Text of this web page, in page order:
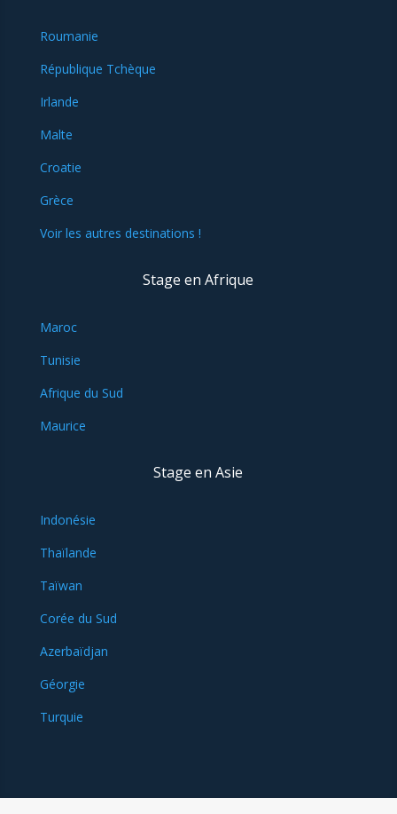
Roumanie
République Tchèque
Irlande
Malte
Croatie
Grèce
Voir les autres destinations !
Stage en Afrique
Maroc
Tunisie
Afrique du Sud
Maurice
Stage en Asie
Indonésie
Thaïlande
Taïwan
Corée du Sud
Azerbaïdjan
Géorgie
Turquie